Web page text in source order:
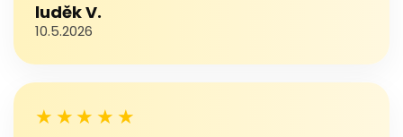
luděk V.
10.5.2026
★★★★★